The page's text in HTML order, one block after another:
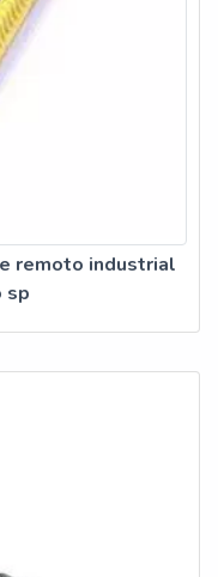
remoto industrial
sp